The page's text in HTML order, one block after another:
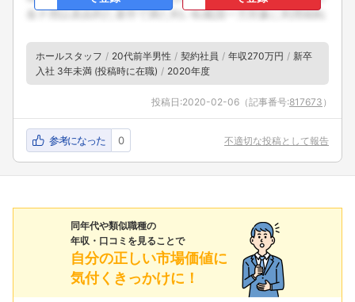
ホールスタッフ 20代前半男性 契約社員 年収270万円
新卒
入社 3年未満 (投稿時に在職)
2020年度
投稿日:2020-02-06 （記事番号:817673 ）
参考になった 0 不適切な投稿として報告
同年代や類似職種の
年収・口コミを見ることで
自分の正しい市場価値に
気付くきっかけに！